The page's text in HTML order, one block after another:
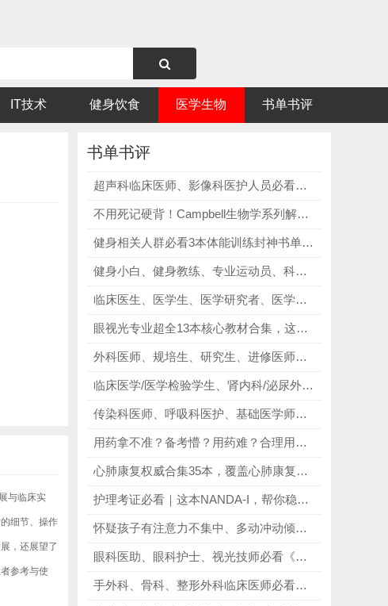
IT技术 健身饮食 医学生物 书单书评
与临床实
细节、操作
，还展望了
参考与使
书单书评
超声科临床医师、影像科医护人员必看《Diagnostic Ultrasound》，搭建完整超声全科体系，夯实影像基础！
不用死记硬背！Campbell生物学系列解析，精准破解知识点零散、考研基础薄弱痛点！知识点串成“故事”学！
健身相关人群必看3本体能训练封神书单，从理论到实操、从原理到方案，形成完整知识体系！
健身小白、健身教练、专业运动员、科研人员、运动训练专业学生必看《同期有氧和力量训练 科学基础与实践应用》，掌握同期训练知识、避开干扰！
临床医生、医学生、医学研究者、医学留学人员及相关从业者必看2025牛津医学哲学手册，英文原版，紧跟前沿！
眼视光专业超全13本核心教材合集，这套资料精准对接学习需求，讲解细致，不管是日常钻研还是备考冲刺，都能派上大用场！
外科医师、规培生、研究生、进修医师、医学生必看《Zollinger外科手术图谱》第10版，彻底解决手术学习难、实操无指引、解剖不清晰的痛点！
临床医学/医学检验学生、肾内科/泌尿外科从业者必看《Urinalysis and Body Fluids》，依托尿检与体液指标，辅助疾病筛查诊疗！
传染科医师、呼吸科医护、基础医学师生必看《病毒与细胞分子生物学》第二版，吃透呼吸道病毒，优化临床处置！
用药拿不准？备考懵？用药难？合理用药系列丛书，精准破解用药指征模糊、剂量把控难、联合用药不规范、副作用管理难核心痛点！
心肺康复权威合集35本，覆盖心肺康复、呼吸治疗全领域，贴合临床实操与专业提升需求，康复治疗师/呼吸科医护/相关专业学生通用，全场景适配！
护理考证必看｜这本NANDA-I，帮你稳拿诊断题分
怀疑孩子有注意力不集中、多动冲动倾向的家长必看《多动症儿童的科学教养》第2版，帮助家长用科学的方式理解、引导ADHD孩子！
眼科医助、眼科护士、视光技师必看《Ophthalmic Medical Assisting 6th｜英文原版》，掌握近视干眼热点，更新前沿技术认知！
手外科、骨科、整形外科临床医师必看《格林手外科手术学 第8版》，完善上肢诊疗，规范骨科手术操作！